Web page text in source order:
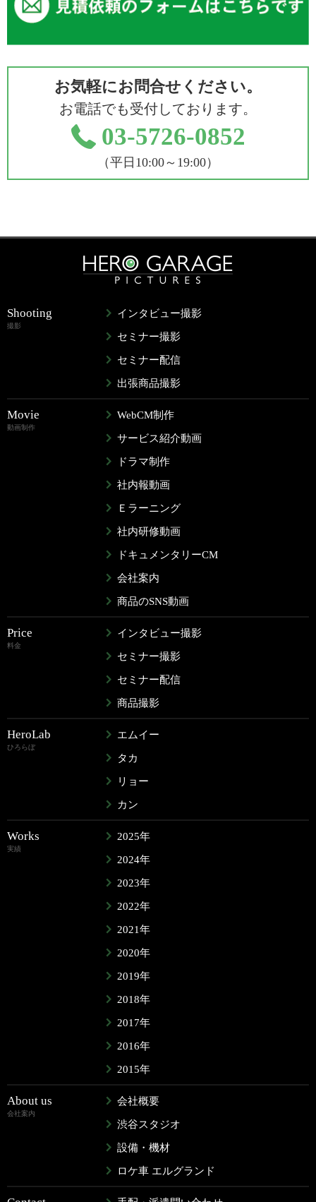
お気軽にお問合せください。
お電話でも受付しております。
03-5726-0852
（平日10:00～19:00）
Shooting
撮影
インタビュー撮影
セミナー撮影
セミナー配信
出張商品撮影
Movie
動画制作
WebCM制作
サービス紹介動画
ドラマ制作
社内報動画
Ｅラーニング
社内研修動画
ドキュメンタリーCM
会社案内
商品のSNS動画
Price
料金
インタビュー撮影
セミナー撮影
セミナー配信
商品撮影
HeroLab
ひろらぼ
エムイー
タカ
リョー
カン
Works
実績
2025年
2024年
2023年
2022年
2021年
2020年
2019年
2018年
2017年
2016年
2015年
About us
会社案内
会社概要
渋谷スタジオ
設備・機材
ロケ車 エルグランド